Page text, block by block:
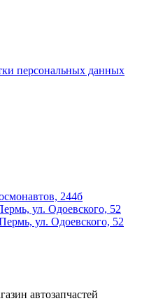
персональных данных
244б
ул. Одоевского, 52
ул. Одоевского, 52
автозапчастей